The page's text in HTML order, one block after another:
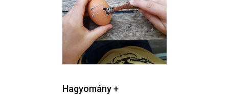
Hagyomány +